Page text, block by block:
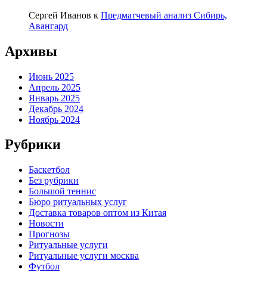
Сергей Иванов к Предматчевый анализ Сибирь,
Авангард
Архивы
Июнь 2025
Апрель 2025
Январь 2025
Декабрь 2024
Ноябрь 2024
Рубрики
Баскетбол
Без рубрики
Большой теннис
Бюро ритуальных услуг
Доставка товаров оптом из Китая
Новости
Прогнозы
Ритуальные услуги
Ритуальные услуги москва
Футбол